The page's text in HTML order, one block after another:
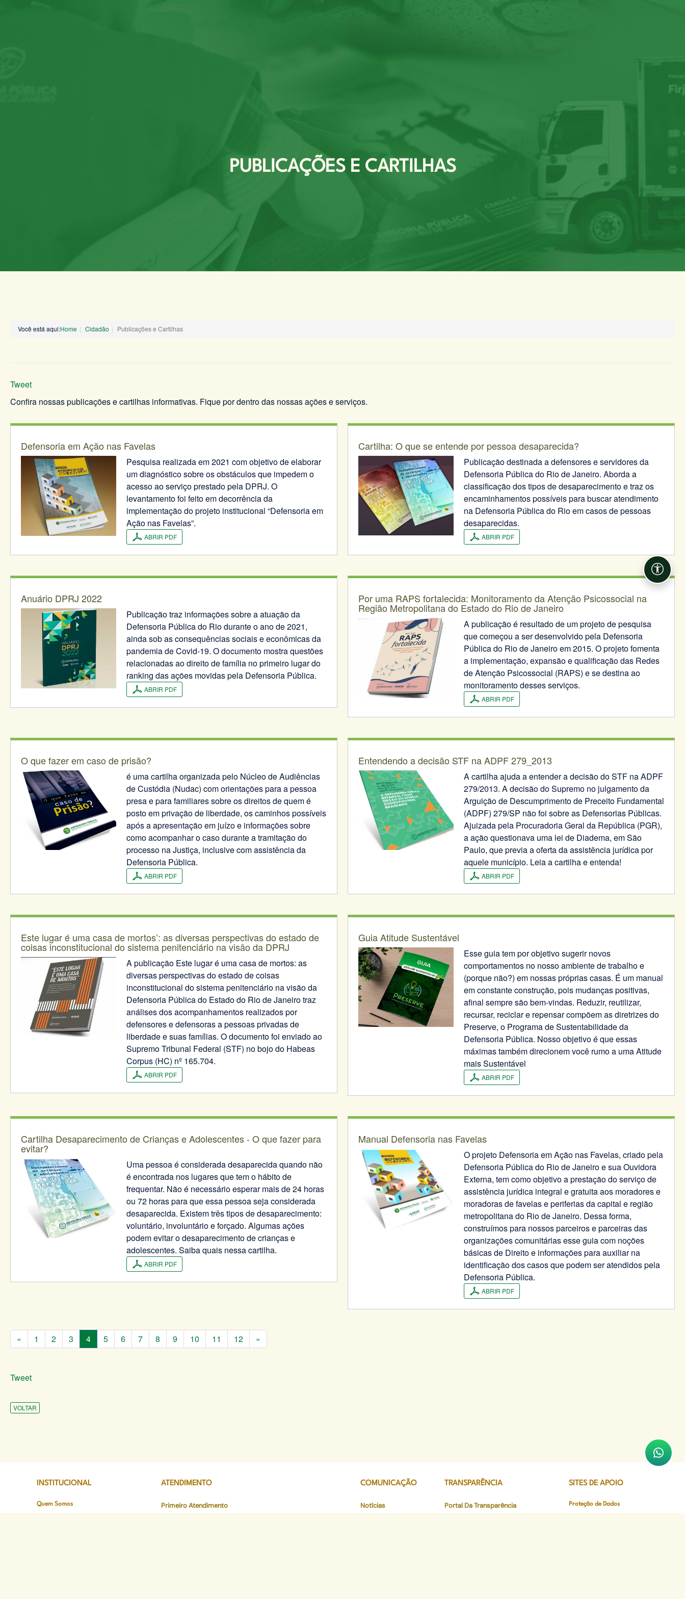
PUBLICAÇÕES E CARTILHAS
Você está aqui:Home Cidadão Publicações e Cartilhas
Tweet
Confira nossas publicações e cartilhas informativas. Fique por dentro das nossas ações e serviços.
Defensoria em Ação nas Favelas
Pesquisa realizada em 2021 com objetivo de elaborar
um diagnóstico sobre os obstáculos que impedem o
acesso ao serviço prestado pela DPRJ. O
levantamento foi feito em decorrência da
implementação do projeto institucional “Defensoria em
Ação nas Favelas”.
ABRIR PDF
Cartilha: O que se entende por pessoa desaparecida?
Publicação destinada a defensores e servidores da
Defensoria Pública do Rio de Janeiro. Aborda a
classificação dos tipos de desaparecimento e traz os
encaminhamentos possíveis para buscar atendimento
na Defensoria Pública do Rio em casos de pessoas
desaparecidas.
ABRIR PDF
Anuário DPRJ 2022
Publicação traz informações sobre a atuação da
Defensoria Pública do Rio durante o ano de 2021,
ainda sob as consequências sociais e econômicas da
pandemia de Covid-19. O documento mostra questões
relacionadas ao direito de família no primeiro lugar do
ranking das ações movidas pela Defensoria Pública.
ABRIR PDF
Por uma RAPS fortalecida: Monitoramento da Atenção Psicossocial na
Região Metropolitana do Estado do Rio de Janeiro
A publicação é resultado de um projeto de pesquisa
que começou a ser desenvolvido pela Defensoria
Pública do Rio de Janeiro em 2015. O projeto fomenta
a implementação, expansão e qualificação das Redes
de Atenção Psicossocial (RAPS) e se destina ao
monitoramento desses serviços.
ABRIR PDF
O que fazer em caso de prisão?
é uma cartilha organizada pelo Núcleo de Audiências
de Custódia (Nudac) com orientações para a pessoa
presa e para familiares sobre os direitos de quem é
posto em privação de liberdade, os caminhos possíveis
após a apresentação em juízo e informações sobre
como acompanhar o caso durante a tramitação do
processo na Justiça, inclusive com assistência da
Defensoria Pública.
ABRIR PDF
Entendendo a decisão STF na ADPF 279_2013
A cartilha ajuda a entender a decisão do STF na ADPF
279/2013. A decisão do Supremo no julgamento da
Arguição de Descumprimento de Preceito Fundamental
(ADPF) 279/SP não foi sobre as Defensorias Públicas.
Ajuizada pela Procuradoria Geral da República (PGR),
a ação questionava uma lei de Diadema, em São
Paulo, que previa a oferta da assistência jurídica por
aquele município. Leia a cartilha e entenda!
ABRIR PDF
Este lugar é uma casa de mortos’: as diversas perspectivas do estado de
coisas inconstitucional do sistema penitenciário na visão da DPRJ
A publicação Este lugar é uma casa de mortos: as
diversas perspectivas do estado de coisas
inconstitucional do sistema penitenciário na visão da
Defensoria Pública do Estado do Rio de Janeiro traz
análises dos acompanhamentos realizados por
defensores e defensoras a pessoas privadas de
liberdade e suas famílias. O documento foi enviado ao
Supremo Tribunal Federal (STF) no bojo do Habeas
Corpus (HC) nº 165.704.
ABRIR PDF
Guia Atitude Sustentável
Esse guia tem por objetivo sugerir novos
comportamentos no nosso ambiente de trabalho e
(porque não?) em nossas próprias casas. É um manual
em constante construção, pois mudanças positivas,
afinal sempre são bem-vindas. Reduzir, reutilizar,
recursar, reciclar e repensar compõem as diretrizes do
Preserve, o Programa de Sustentabilidade da
Defensoria Pública. Nosso objetivo é que essas
máximas também direcionem você rumo a uma Atitude
mais Sustentável
ABRIR PDF
Cartilha Desaparecimento de Crianças e Adolescentes - O que fazer para
evitar?
Uma pessoa é considerada desaparecida quando não
é encontrada nos lugares que tem o hábito de
frequentar. Não é necessário esperar mais de 24 horas
ou 72 horas para que essa pessoa seja considerada
desaparecida. Existem três tipos de desaparecimento:
voluntário, involuntário e forçado. Algumas ações
podem evitar o desaparecimento de crianças e
adolescentes. Saiba quais nessa cartilha.
ABRIR PDF
Manual Defensoria nas Favelas
O projeto Defensoria em Ação nas Favelas, criado pela
Defensoria Pública do Rio de Janeiro e sua Ouvidora
Externa, tem como objetivo a prestação do serviço de
assistência jurídica integral e gratuita aos moradores e
moradoras de favelas e periferias da capital e região
metropolitana do Rio de Janeiro. Dessa forma,
construímos para nossos parceiros e parceiras das
organizações comunitárias esse guia com noções
básicas de Direito e informações para auxiliar na
identificação dos casos que podem ser atendidos pela
Defensoria Pública.
ABRIR PDF
« 1 2 3 4 5 6 7 8 9 10 11 12 »
Tweet
VOLTAR
INSTITUCIONAL
Quem Somos
ATENDIMENTO
Primeiro Atendimento
COMUNICAÇÃO
Notícias
TRANSPARÊNCIA
Portal Da Transparência
SITES DE APOIO
Proteção de Dados